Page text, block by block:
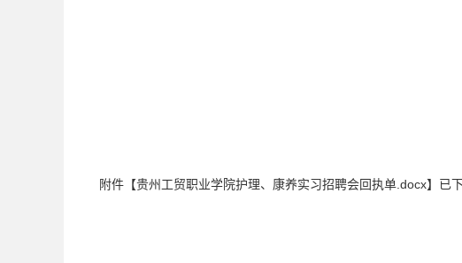
附件【贵州工贸职业学院护理、康养实习招聘会回执单.docx】已